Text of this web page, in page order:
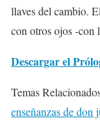
llaves del cambio.
con otros ojos -con
Descargar el
Temas
enseñanzas de don